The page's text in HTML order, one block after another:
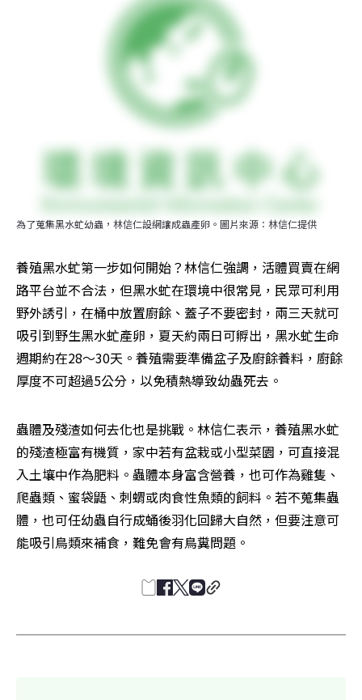
為了蒐集黑水虻幼蟲，林信仁設網讓成蟲產卵。圖片來源：林信仁提供
養殖黑水虻第一步如何開始？林信仁強調，活體買賣在網
路平台並不合法，但黑水虻在環境中很常見，民眾可利用
野外誘引，在桶中放置廚餘、蓋子不要密封，兩三天就可
吸引到野生黑水虻產卵，夏天約兩日可孵出，黑水虻生命
週期約在28～30天。養殖需要準備盆子及廚餘養料，廚餘
厚度不可超過5公分，以免積熱導致幼蟲死去。
蟲體及殘渣如何去化也是挑戰。林信仁表示，養殖黑水虻
的殘渣極富有機質，家中若有盆栽或小型菜園，可直接混
入土壤中作為肥料。蟲體本身富含營養，也可作為雞隻、
爬蟲類、蜜袋鼯、刺蝟或肉食性魚類的飼料。若不蒐集蟲
體，也可任幼蟲自行成蛹後羽化回歸大自然，但要注意可
能吸引鳥類來補食，難免會有鳥糞問題。